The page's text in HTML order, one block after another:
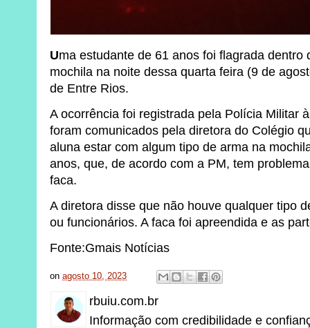
Uma estudante de 61 anos foi flagrada dentro
mochila na noite dessa quarta feira (9 de
de Entre Rios.
A ocorrência foi registrada pela Polícia Militar
foram comunicados pela diretora do Colégio
aluna estar com algum tipo de arma na
anos, que, de acordo com a PM, tem
faca.
A diretora disse que não houve qualquer tipo
ou funcionários. A faca foi apreendida e as
Fonte:Gmais Notícias
onagosto 10, 2023
rbuiu.com.br
Informação com credibilidade e